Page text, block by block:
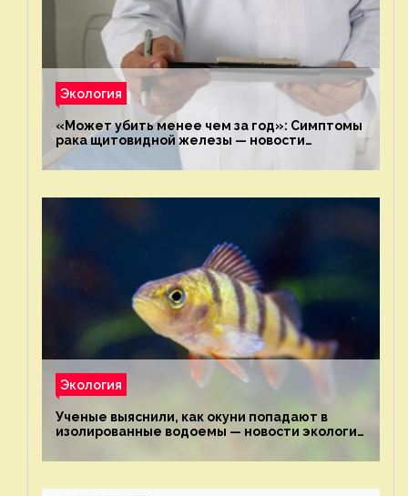
Экология
«Может убить менее чем за год»: Симптомы
рака щитовидной железы — новости
экологии на ECOportal
Экология
Ученые выяснили, как окуни попадают в
изолированные водоемы — новости экологии